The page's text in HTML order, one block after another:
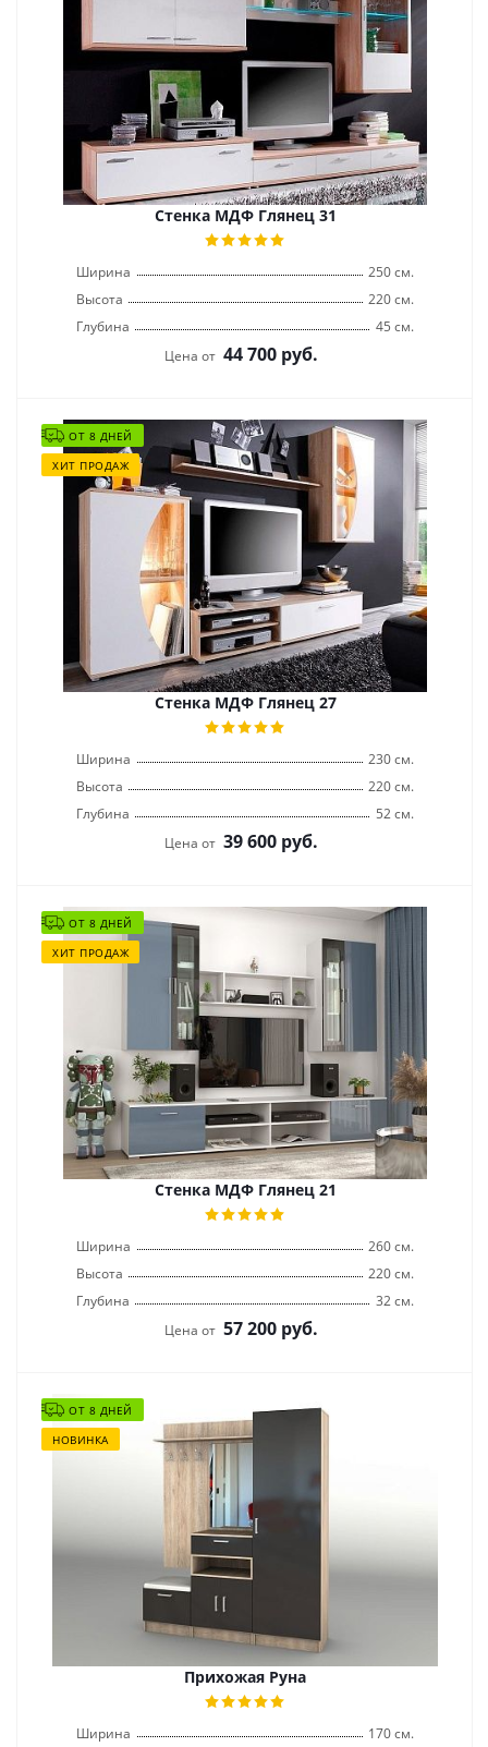
Стенка МДФ Глянец 31
Ширина
250 см.
Высота
220 см.
Глубина
45 см.
Цена от 44 700 руб.
ОТ 8 ДНЕЙ
ХИТ ПРОДАЖ
Стенка МДФ Глянец 27
Ширина
230 см.
Высота
220 см.
Глубина
52 см.
Цена от 39 600 руб.
ОТ 8 ДНЕЙ
ХИТ ПРОДАЖ
Стенка МДФ Глянец 21
Ширина
260 см.
Высота
220 см.
Глубина
32 см.
Цена от 57 200 руб.
ОТ 8 ДНЕЙ
НОВИНКА
Прихожая Руна
Ширина 170 см.